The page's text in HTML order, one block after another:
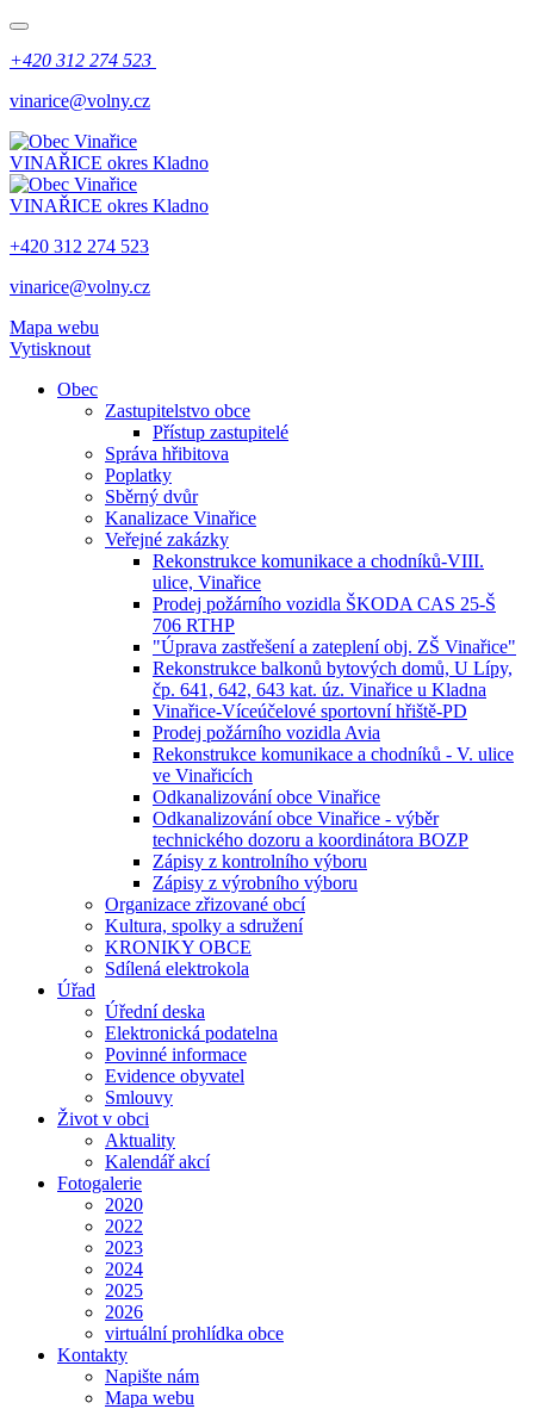
+420 312 274 523
vinarice@volny.cz
VINAŘICE okres Kladno
VINAŘICE okres Kladno
+420 312 274 523
vinarice@volny.cz
Mapa webu
Vytisknout
Obec
Zastupitelstvo obce
Přístup zastupitelé
Správa hřibitova
Poplatky
Sběrný dvůr
Kanalizace Vinařice
Veřejné zakázky
Rekonstrukce komunikace a chodníků-VIII.
ulice, Vinařice
Prodej požárního vozidla ŠKODA CAS 25-Š
706 RTHP
"Úprava zastřešení a zateplení obj. ZŠ Vinařice"
Rekonstrukce balkonů bytových domů, U Lípy,
čp. 641, 642, 643 kat. úz. Vinařice u Kladna
Vinařice-Víceúčelové sportovní hřiště-PD
Prodej požárního vozidla Avia
Rekonstrukce komunikace a chodníků - V. ulice
ve Vinařicích
Odkanalizování obce Vinařice
Odkanalizování obce Vinařice - výběr
technického dozoru a koordinátora BOZP
Zápisy z kontrolního výboru
Zápisy z výrobního výboru
Organizace zřizované obcí
Kultura, spolky a sdružení
KRONIKY OBCE
Sdílená elektrokola
Úřad
Úřední deska
Elektronická podatelna
Povinné informace
Evidence obyvatel
Smlouvy
Život v obci
Aktuality
Kalendář akcí
Fotogalerie
2020
2022
2023
2024
2025
2026
virtuální prohlídka obce
Kontakty
Napište nám
Mapa webu